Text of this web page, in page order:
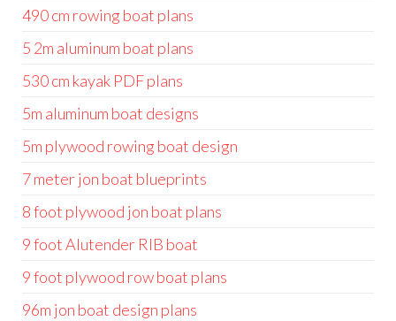
490 cm rowing boat plans
5 2m aluminum boat plans
530 cm kayak PDF plans
5m aluminum boat designs
5m plywood rowing boat design
7 meter jon boat blueprints
8 foot plywood jon boat plans
9 foot Alutender RIB boat
9 foot plywood row boat plans
96m jon boat design plans